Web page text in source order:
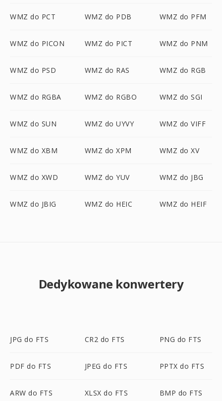
WMZ do PCT WMZ do PDB WMZ do PFM
WMZ do PICON WMZ do PICT WMZ do PNM
WMZ do PSD WMZ do RAS WMZ do RGB
WMZ do RGBA WMZ do RGBO WMZ do SGI
WMZ do SUN WMZ do UYVY WMZ do VIFF
WMZ do XBM WMZ do XPM WMZ do XV
WMZ do XWD WMZ do YUV WMZ do JBG
WMZ do JBIG WMZ do HEIC WMZ do HEIF
Dedykowane konwertery
JPG do FTS CR2 do FTS PNG do FTS
PDF do FTS JPEG do FTS PPTX do FTS
ARW do FTS XLSX do FTS BMP do FTS